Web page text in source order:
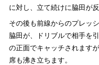
に対し、立て続けに脇田が
その後も前線からのプレッ
脇田が、ドリブルで相手を
の正面でキャッチされます
席も沸き立ちます。